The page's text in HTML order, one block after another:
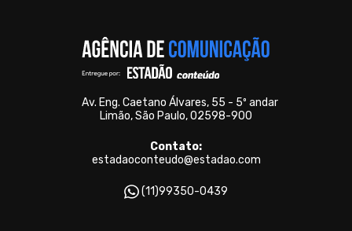
Av. Eng. Caetano Álvares, 55 - 5º andar
Limão, São Paulo, 02598-900
Contato:
estadaoconteudo@estadao.com
(11)99350-0439